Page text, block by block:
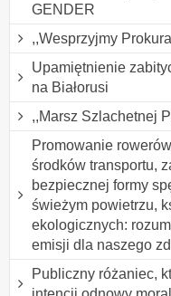
GENDER
,,Wesprzyjmy
Upamiętnienie
na Białorusi
,,Marsz Szlachetnej
Promowanie
środków transportu,
bezpiecznej formy
świeżym powietrzu,
ekologicznych:
emisji dla naszego
Publiczny różaniec,